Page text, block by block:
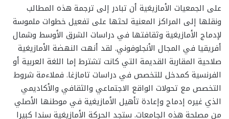
على الجمعيات الأمازيغية أن تبادر إلى ترجمة هذه المطالب
ونقلها إلى المراكز المعنية لحثها على تفعيل خطوات ملموسة
لإدماج الأمازيغية وثقافتها في دراسات الشرق الأوسط وشمال
أفريقيا في المجال الأنجلوفوني. لقد أنهت النهضة الأمازيغية
صلاحية المقاربة القديمة التي كانت تشترط إما اللغة العربية أو
الفرنسية كمدخل للتخصص في دراسات تامازغا. فملاءمة شروط
التخصص مع تحولات الواقع الاجتماعي والثقافي والأكاديمي
الذي غيره إدماج وإعادة تأهيل الأمازيغية في موطنها الأصلي
من مصلحة هذه الجامعات. ستجد الحركة الأمازيغية سندا كبيرا